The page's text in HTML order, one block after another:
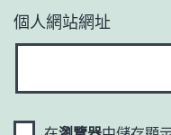
個人網站網址